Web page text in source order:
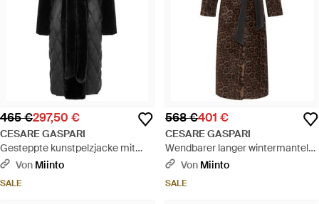
465 €297,50 €
CESARE GASPARI
Gesteppte kunstpelzjacke mit
gürtel - Schwarz
Von Miinto
SALE
568 €401 €
CESARE GASPARI
Wendbarer langer wintermantel
aus kunstpelz - Braun
Von Miinto
SALE